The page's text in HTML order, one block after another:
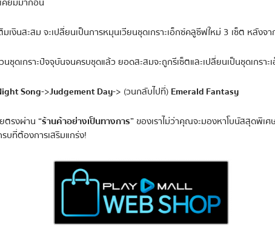
มเงินสะสม จะเปลี่ยนเป็นการหมุนเวียนชุดเกราะเอ็กซ์คลูซีฟใหม่ 3 เซ็ต หลังจ
ชุดเกราะปัจจุบันจนครบชุดแล้ว ยอดสะสมจะถูกรีเซ็ตและเปลี่ยนเป็นชุดเกรา
Song->Judgement Day-> (วนกลับไปที่) Emerald Fantasy
ตรงผ่าน “ร้านค้าอย่างเป็นทางการ” ของเราไม่ว่าคุณจะมองหาโบนัสสุดพิเ
บที่ต้องการเสริมแกร่ง!